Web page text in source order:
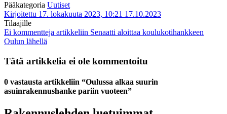
Pääkategoria Uutiset
Kirjoitettu 17. lokakuuta 2023, 10:21 17.10.2023
Tilaajille
Ei kommentteja artikkeliin Senaatti aloittaa koulukotihankkeen
Oulun lähellä
Tätä artikkelia ei ole kommentoitu
0 vastausta artikkeliin “Oulussa alkaa suurin
asuinrakennushanke pariin vuoteen”